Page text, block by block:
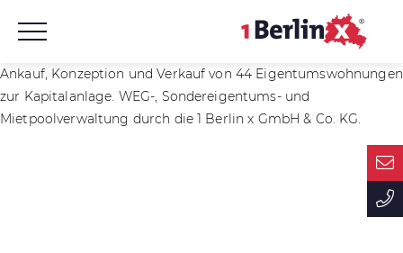
Ankauf, Konzeption und Verkauf von 44 Eigentumswohnungen
zur Kapitalanlage. WEG-, Sondereigentums- und
Mietpoolverwaltung durch die 1 Berlin x GmbH & Co. KG.